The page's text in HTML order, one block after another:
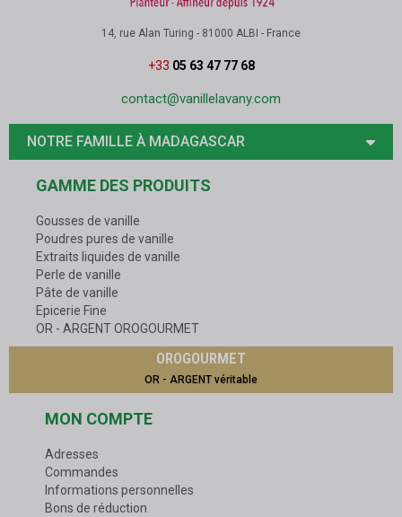
14, rue Alan Turing - 81000 ALBI - France
+33 05 63 47 77 68
contact@vanillelavany.com
NOTRE FAMILLE À MADAGASCAR
GAMME DES PRODUITS
Gousses de vanille
Poudres pures de vanille
Extraits liquides de vanille
Perle de vanille
Pâte de vanille
Epicerie Fine
OR - ARGENT OROGOURMET
OROGOURMET
OR - ARGENT véritable
MON COMPTE
Adresses
Commandes
Informations personnelles
Bons de réduction